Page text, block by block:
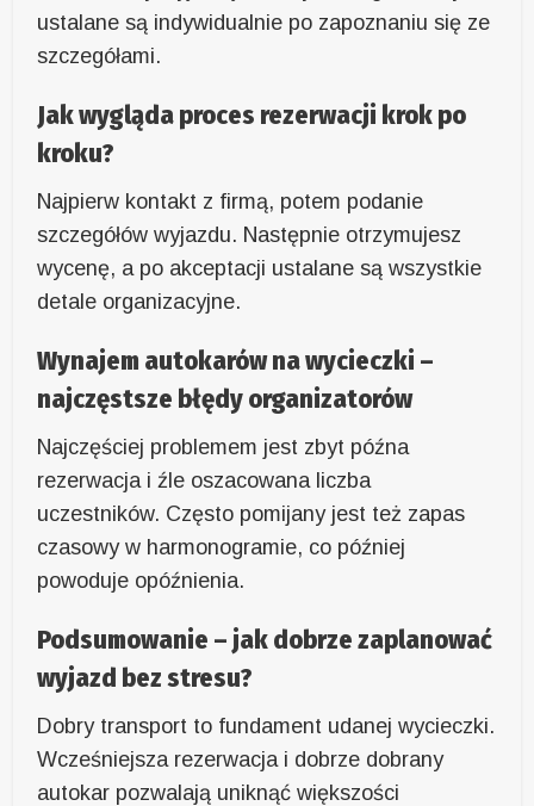
ustalane są indywidualnie po zapoznaniu się ze
szczegółami.
Jak wygląda proces rezerwacji krok po
kroku?
Najpierw kontakt z firmą, potem podanie
szczegółów wyjazdu. Następnie otrzymujesz
wycenę, a po akceptacji ustalane są wszystkie
detale organizacyjne.
Wynajem autokarów na wycieczki –
najczęstsze błędy organizatorów
Najczęściej problemem jest zbyt późna
rezerwacja i źle oszacowana liczba
uczestników. Często pomijany jest też zapas
czasowy w harmonogramie, co później
powoduje opóźnienia.
Podsumowanie – jak dobrze zaplanować
wyjazd bez stresu?
Dobry transport to fundament udanej wycieczki.
Wcześniejsza rezerwacja i dobrze dobrany
autokar pozwalają uniknąć większości